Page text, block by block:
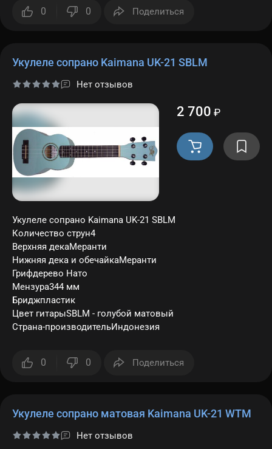
0 0 Поделиться
Укулеле сопрано Kaimana UK-21 SBLM
Нет отзывов
2 700 ₽
Укулеле сопрано Kaimana UK-21 SBLM
Количество струн4
Верхняя декаМеранти
Нижняя дека и обечайкаМеранти
Грифдерево Нато
Мензура344 мм
Бриджпластик
Цвет гитарыSBLM - голубой матовый
Страна-производительИндонезия
0 0 Поделиться
Укулеле сопрано матовая Kaimana UK-21 WTM
Нет отзывов